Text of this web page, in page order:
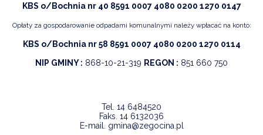
KBS o/Bochnia nr 40 8591 0007 4080 0200 1270 0147
Opłaty za gospodarowanie odpadami komunalnymi należy wpłacać na konto:
KBS o/Bochnia nr 58 8591 0007 4080 0200 1270 0114
NIP GMINY : 868-10-21-319 REGON : 851 660 750
Tel. 14 6484520
Faks. 14 6132036
E-mail. gmina@zegocina.pl